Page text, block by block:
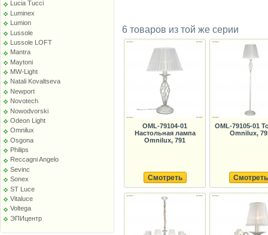
Lucia Tucci
Luminex
Lumion
Lussole
Lussole LOFT
Mantra
Maytoni
MW-Light
Natali Kovaltseva
Newport
Novotech
Nowodvorski
Odeon Light
Omnilux
Osgona
Philips
Reccagni Angelo
Sevinc
Sonex
ST Luce
Vitaluce
Voltega
ЭПИцентр
6 товаров из той же серии
OML-79104-01
Настольная лампа
Omnilux, 791
Смотреть
OML-79105-01
Omnilux,
Смотреть